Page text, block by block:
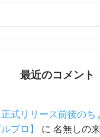
最近のコメント
正式リリース前後の
プロ】
に 名無しの